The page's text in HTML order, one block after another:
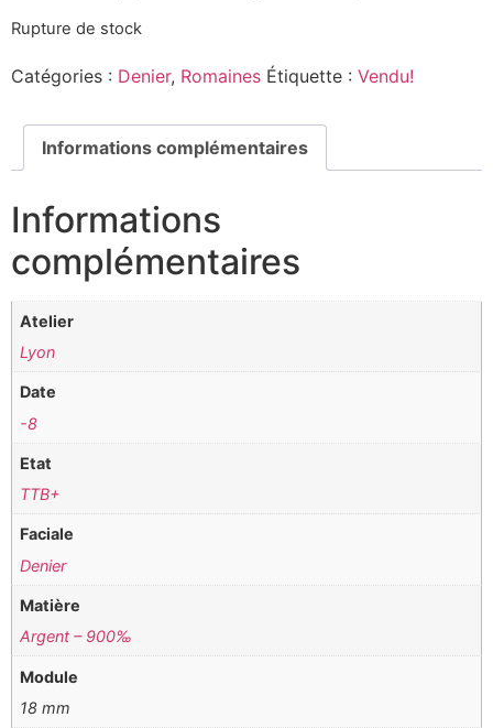
Rupture de stock
Catégories : Denier, Romaines Étiquette : Vendu!
Informations complémentaires
Informations
complémentaires
Atelier
Lyon
Date
-8
Etat
TTB+
Faciale
Denier
Matière
Argent – 900‰
Module
18 mm